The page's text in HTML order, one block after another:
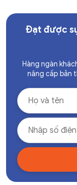
Đạt được
Hàng ngàn
nâng cấp bản